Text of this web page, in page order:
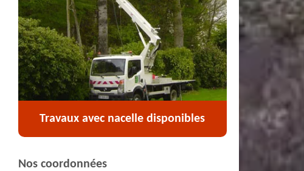
Travaux avec nacelle disponibles
Nos coordonnées